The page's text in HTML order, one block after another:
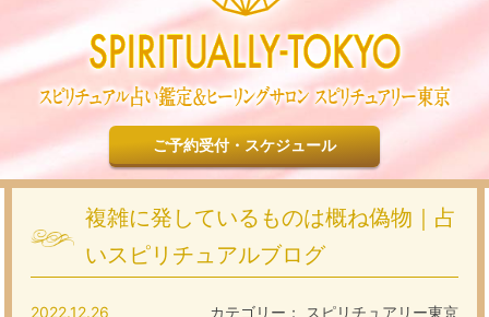
ご予約受付・スケジュール
複雑に発しているものは概ね偽物｜占
いスピリチュアルブログ
カテゴリー： スピリチュアリー東京
2022.12.26